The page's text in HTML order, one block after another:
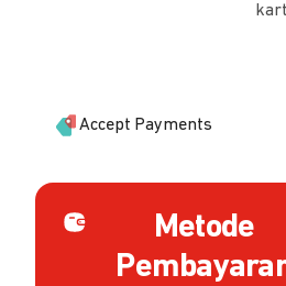
Accept Payments
Metode